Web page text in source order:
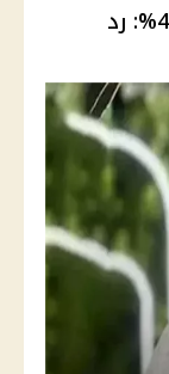
القصة الكاملة لأزمة ريم صاحبة الـ4%: رد